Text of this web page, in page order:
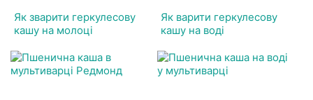
Як зварити геркулесову
кашу на молоці
Як варити геркулесову
кашу на воді